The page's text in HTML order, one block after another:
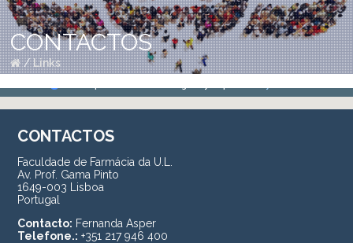
CONTACTOS
/ Links
CONTACTOS
Faculdade de Farmácia da U.L.
Av. Prof. Gama Pinto
1649-003 Lisboa
Portugal
Contacto: Fernanda Asper
Telefone.: +351 217 946 400